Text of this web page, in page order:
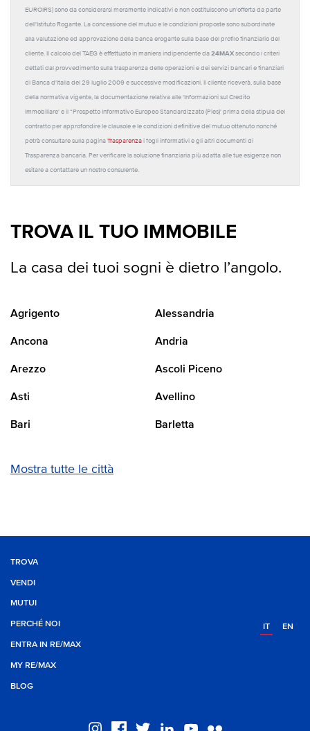
EUROIRS) sono da considerarsi meramente indicativi e non costituiscono un'offerta da parte
dell'Istituto Rogante. La concessione del mutuo e le condizioni proposte sono subordinate
alla valutazione ed approvazione della banca erogante sulla base del profilo finanziario del
cliente. Il calcolo del TAEG è effettuato in maniera indipendente da 24MAX secondo i criteri
dettati dal provvedimento sulla trasparenza delle operazioni e dei servizi bancari e finanziari
di Banca d'Italia del 29 luglio 2009 e successive modificazioni. Il cliente riceverà, sulla base
della normativa vigente, la documentazione relativa alle 'Informazioni sul Credito
Immobiliare' e il “Prospetto Informativo Europeo Standardizzato (Pies)' prima della stipula del
contratto per approfondire le clausole e le condizioni definitive del mutuo ottenuto nonché
potrà consultare sulla pagina Trasparenza i fogli informativi e gli altri documenti di
Trasparenza bancaria. Per verificare la soluzione finanziaria più adatta alle tue esigenze non
esitare a contattare un nostro consulente.
TROVA IL TUO IMMOBILE
La casa dei tuoi sogni è dietro l’angolo.
Agrigento Alessandria
Ancona Andria
Arezzo Ascoli Piceno
Asti Avellino
Bari Barletta
Mostra tutte le città
TROVA
VENDI
MUTUI
PERCHÉ NOI
ENTRA IN RE/MAX
MY RE/MAX
BLOG
IT EN